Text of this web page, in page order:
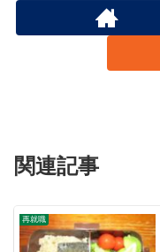
関連記事
再就職